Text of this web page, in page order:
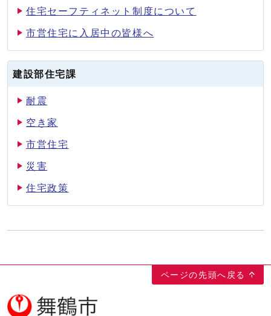
住宅セーフティネット制度について
市営住宅に入居中の皆様へ
建設部住宅課
耐震
空き家
市営住宅
災害
住宅政策
ページの先頭へ戻る